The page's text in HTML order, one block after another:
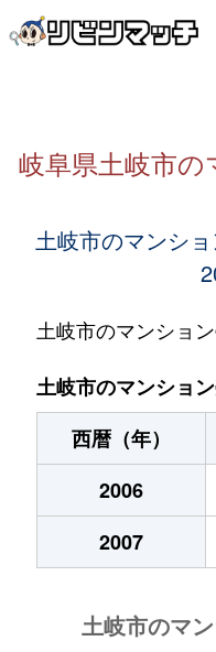
岐阜県土岐市
土岐市のマンシ
土岐市のマンショ
土岐市のマンショ
西暦（年）
2006
2007